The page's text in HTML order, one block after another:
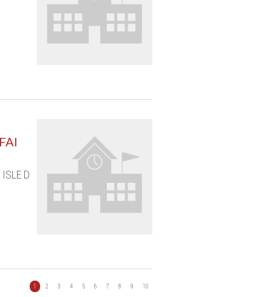
D
1 2 3 4 5 6 7 8 9 10